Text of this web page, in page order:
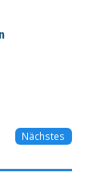
Nächstes